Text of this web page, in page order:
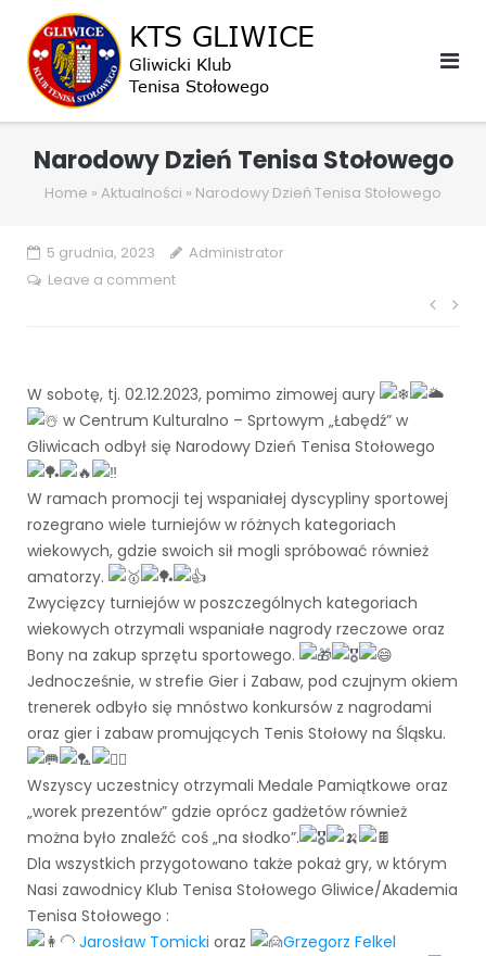
content
Narodowy Dzień Tenisa Stołowego
Home » Aktualności » Narodowy Dzień Tenisa Stołowego
5 grudnia, 2023
Administrator
Leave a comment
W sobotę, tj. 02.12.2023, pomimo zimowej aury
w Centrum Kulturalno – Sprtowym „Łabędź” w
Gliwicach odbył się Narodowy Dzień Tenisa Stołowego
W ramach promocji tej wspaniałej dyscypliny sportowej
rozegrano wiele turniejów w różnych kategoriach
wiekowych, gdzie swoich sił mogli spróbować również
amatorzy.
Zwycięzcy turniejów w poszczególnych kategoriach
wiekowych otrzymali wspaniałe nagrody rzeczowe oraz
Bony na zakup sprzętu sportowego.
Jednocześnie, w strefie Gier i Zabaw, pod czujnym okiem
trenerek odbyło się mnóstwo konkursów z nagrodami
oraz gier i zabaw promujących Tenis Stołowy na Śląsku.
Wszyscy uczestnicy otrzymali Medale Pamiątkowe oraz
„worek prezentów” gdzie oprócz gadżetów również
można było znaleźć coś „na słodko”.
Dla wszystkich przygotowano także pokaż gry, w którym
Nasi zawodnicy Klub Tenisa Stołowego Gliwice/Akademia
Tenisa Stołowego :
Jarosław Tomicki oraz
Grzegorz Felkel